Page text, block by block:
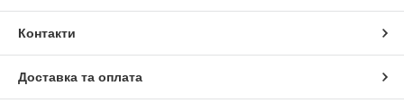
Контакти
Доставка та оплата